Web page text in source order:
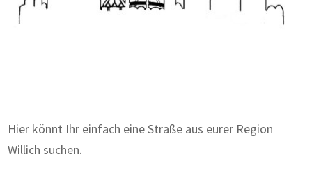
Hier könnt Ihr einfach eine Straße aus eurer Region
Willich suchen.